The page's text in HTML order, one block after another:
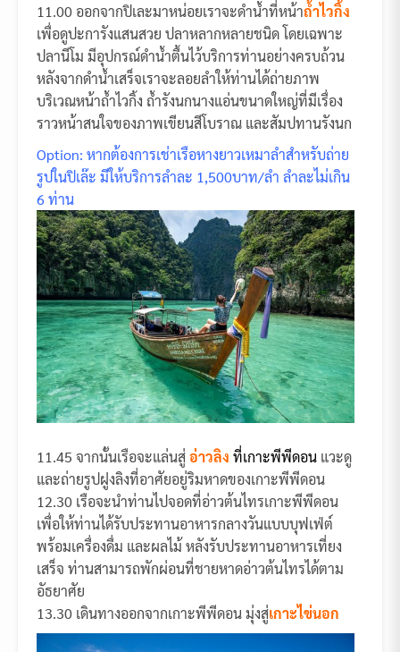
11.00 ออกจากปิเละมาหน่อยเราจะดำน้ำที่หน้าถ้ำไวกิ้ง
เพื่อดูปะการังแสนสวย ปลาหลากหลายชนิด โดยเฉพาะ
ปลานีโม มีอุปกรณ์ดำน้ำตื้นไว้บริการท่านอย่างครบถ้วน
หลังจากดำน้ำเสร็จเราจะลอยลำให้ท่านได้ถ่ายภาพ
บริเวณหน้าถ้ำไวกิ้ง ถ้ำรังนกนางแอ่นขนาดใหญ่ที่มีเรื่อง
ราวหน้าสนใจของภาพเขียนสีโบราณ และสัมปทานรังนก
Option: หากต้องการเช่าเรือหางยาวเหมาลำสำหรับถ่าย
รูปในปิเล๊ะ มีให้บริการลำละ 1,500บาท/ลำ ลำละไม่เกิน
6 ท่าน
11.45 จากนั้นเรือจะแล่นสู่อ่าวลิง ที่เกาะพีพีดอน แวะดู
และถ่ายรูปฝูงลิงที่อาศัยอยู่ริมหาดของเกาะพีพีดอน
12.30 เรือจะนำท่านไปจอดที่อ่าวต้นไทรเกาะพีพีดอน
เพื่อให้ท่านได้รับประทานอาหารกลางวันแบบบุฟเฟ่ต์
พร้อมเครื่องดื่ม และผลไม้ หลังรับประทานอาหารเที่ยง
เสร็จ ท่านสามารถพักผ่อนที่ชายหาดอ่าวต้นไทรได้ตาม
อัธยาศัย
13.30 เดินทางออกจากเกาะพีพีดอน มุ่งสู่เกาะไข่นอก